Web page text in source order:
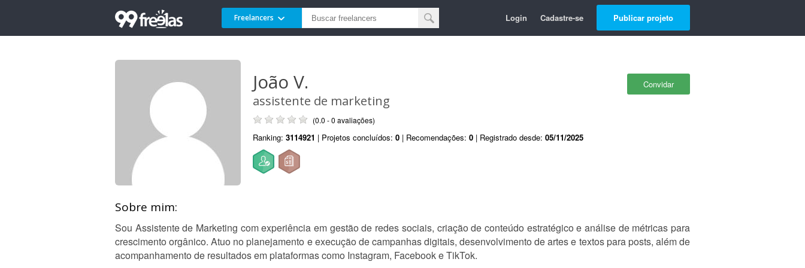
Freelancers Login Cadastre-se Publicar projeto
Convidar
João V.
assistente de marketing
(0.0 - 0 avaliações)
Ranking: 3114921 | Projetos concluídos: 0 | Recomendações: 0 | Registrado desde: 05/11/2025
Sobre mim:
Sou Assistente de Marketing com experiência em gestão de redes sociais, criação de conteúdo estratégico e análise de métricas para
crescimento orgânico. Atuo no planejamento e execução de campanhas digitais, desenvolvimento de artes e textos para posts, além de
acompanhamento de resultados em plataformas como Instagram, Facebook e TikTok.